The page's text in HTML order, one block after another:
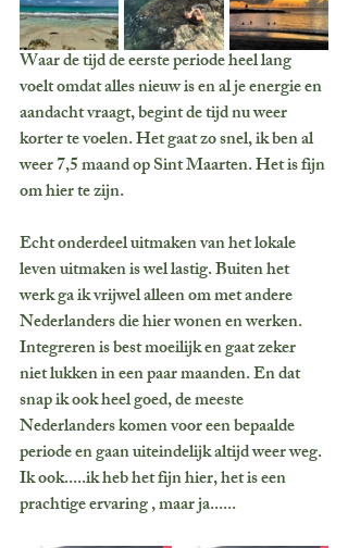
Waar de tijd de eerste periode heel lang
voelt omdat alles nieuw is en al je energie en
aandacht vraagt, begint de tijd nu weer
korter te voelen. Het gaat zo snel, ik ben al
weer 7,5 maand op Sint Maarten. Het is fijn
om hier te zijn.
Echt onderdeel uitmaken van het lokale
leven uitmaken is wel lastig. Buiten het
werk ga ik vrijwel alleen om met andere
Nederlanders die hier wonen en werken.
Integreren is best moeilijk en gaat zeker
niet lukken in een paar maanden. En dat
snap ik ook heel goed, de meeste
Nederlanders komen voor een bepaalde
periode en gaan uiteindelijk altijd weer weg.
Ik ook.....ik heb het fijn hier, het is een
prachtige ervaring , maar ja......